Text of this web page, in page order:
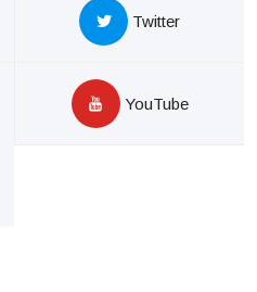
Twitter
YouTube